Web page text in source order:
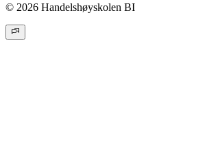
© 2026 Handelshøyskolen BI